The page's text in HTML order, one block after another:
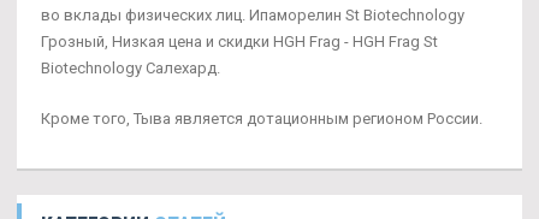
во вклады физических лиц. Ипаморелин St Biotechnology
Грозный, Низкая цена и скидки HGH Frag - HGH Frag St
Biotechnology Салехард.
Кроме того, Тыва является дотационным регионом России.